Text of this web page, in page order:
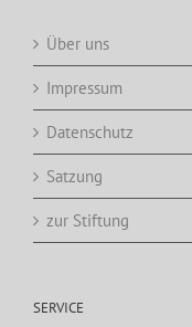
Über uns
Impressum
Datenschutz
Satzung
zur Stiftung
SERVICE